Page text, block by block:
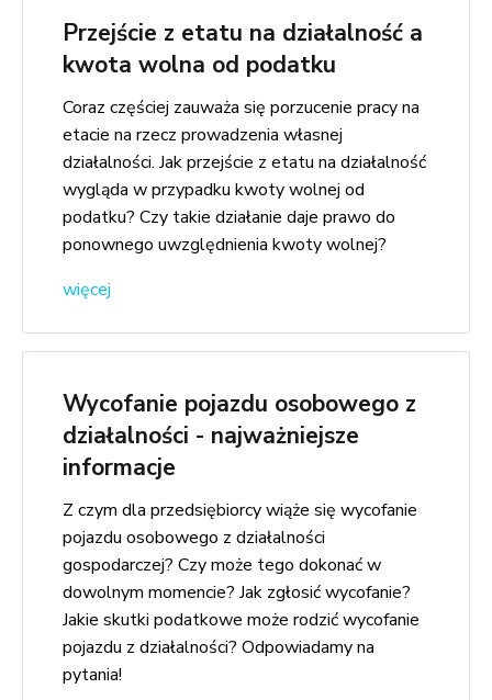
Przejście z etatu na działalność a
kwota wolna od podatku
Coraz częściej zauważa się porzucenie pracy na
etacie na rzecz prowadzenia własnej
działalności. Jak przejście z etatu na działalność
wygląda w przypadku kwoty wolnej od
podatku? Czy takie działanie daje prawo do
ponownego uwzględnienia kwoty wolnej?
więcej
Wycofanie pojazdu osobowego z
działalności - najważniejsze
informacje
Z czym dla przedsiębiorcy wiąże się wycofanie
pojazdu osobowego z działalności
gospodarczej? Czy może tego dokonać w
dowolnym momencie? Jak zgłosić wycofanie?
Jakie skutki podatkowe może rodzić wycofanie
pojazdu z działalności? Odpowiadamy na
pytania!